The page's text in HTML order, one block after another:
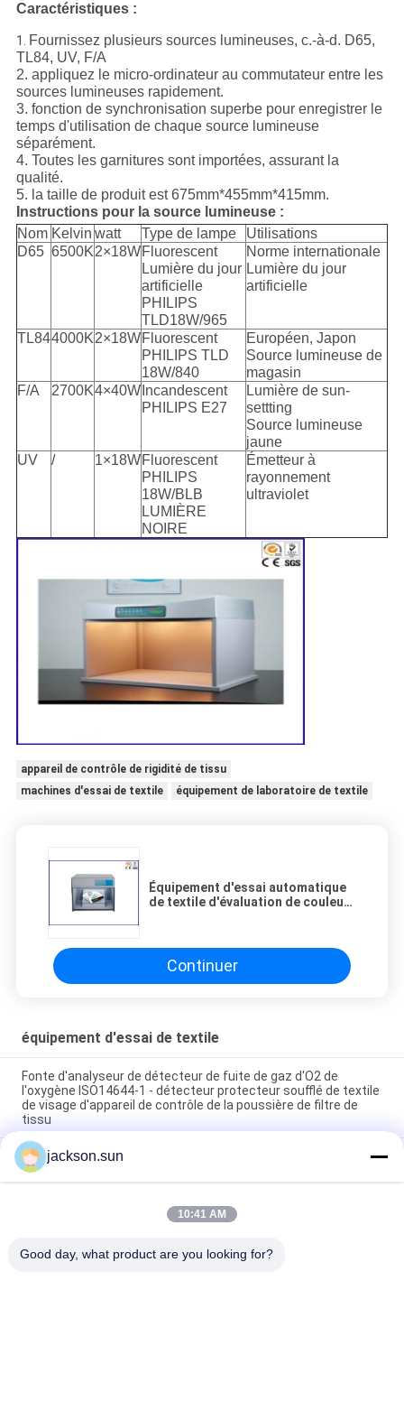
Caractéristiques :
1. Fournissez plusieurs sources lumineuses, c.-à-d. D65,
TL84, UV, F/A
2. appliquez le micro-ordinateur au commutateur entre les
sources lumineuses rapidement.
3. fonction de synchronisation superbe pour enregistrer le
temps d'utilisation de chaque source lumineuse
séparément.
4. Toutes les garnitures sont importées, assurant la
qualité.
5. la taille de produit est 675mm*455mm*415mm.
Instructions pour la source lumineuse :
Nom Kelvin watt Type de lampe
Utilisations
D65 6500K2×18WFluorescent
Lumière du jour
artificielle
PHILIPS
TLD18W/965
Norme internationale
Lumière du jour
artificielle
TL844000K2×18WFluorescent
PHILIPS TLD
18W/840
Européen, Japon
Source lumineuse de
magasin
F/A
2700K4×40W Incandescent
PHILIPS E27
Lumière de sun-
settting
Source lumineuse
jaune
UV
/ 1×18WFluorescent
PHILIPS
18W/BLB
LUMIÈRE
NOIRE
Émetteur à
rayonnement
ultraviolet
appareil de contrôle de rigidité de tissu
machines d'essai de textile
équipement de laboratoire de textile
Équipement d'essai automatique
de textile d'évaluation de couleur
Continuer
équipement d'essai de textile
Fonte d'analyseur de détecteur de fuite de gaz d'O2 de
l'oxygène ISO14644-1 - détecteur protecteur soufflé de textile
de visage d'appareil de contrôle de la poussière de filtre de
tissu
Appareil de contrôle de résistance d'ébarbage d'équipement
d'essai de textile d'ASTM D5362/fauteuil poire de tissu
215mmx115mm
Machine de vulcanisation chaude 1.5KW 220V/380V de bande
jackson.sun
10:41 AM
Good day, what product are you looking for?